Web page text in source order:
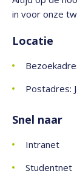
in voor onze
Locatie
Postadres:
Snel naar
Intranet
Studentnet